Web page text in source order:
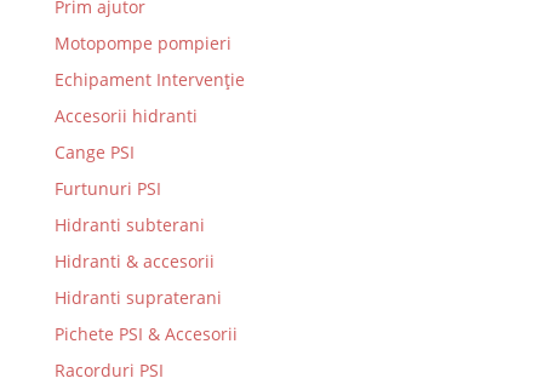
Prim ajutor
Motopompe pompieri
Echipament Intervenție
Accesorii hidranti
Cange PSI
Furtunuri PSI
Hidranti subterani
Hidranti & accesorii
Hidranti supraterani
Pichete PSI & Accesorii
Racorduri PSI